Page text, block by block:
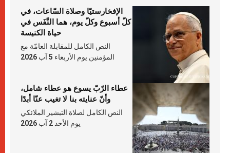
الإفخارستيّا وصلاة السّاعات، في
كلّ أسبوع وكلّ يوم، هما النَّفَس في
حياة الكنيسة
النص الكامل للمقابلة العامّة مع
المؤمنين يوم الأربعاء 5 آب 2026
عطاء الرّبّ يسوع هو عطاء شامل،
وأنّ عنايته بنا لا تغيب عنّا أبدًا
النص الكامل لصلاة التبشير الملائكي
يوم الأحد 2 آب 2026